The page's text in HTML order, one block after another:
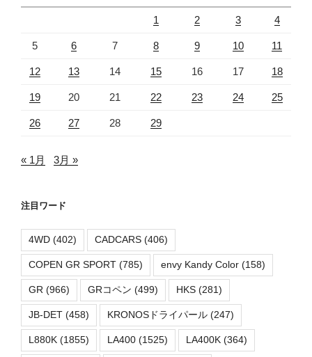
1 2 3 4
5 6 7 8 9 10 11
12 13 14 15 16 17 18
19 20 21 22 23 24 25
26 27 28 29
« 1月 3月 »
注目ワード
4WD (402) CADCARS (406)
COPEN GR SPORT (785) envy Kandy Color (158)
GR (966) GRコペン (499) HKS (281)
JB-DET (458) KRONOSドライパール (247)
L880K (1855) LA400 (1525) LA400K (364)